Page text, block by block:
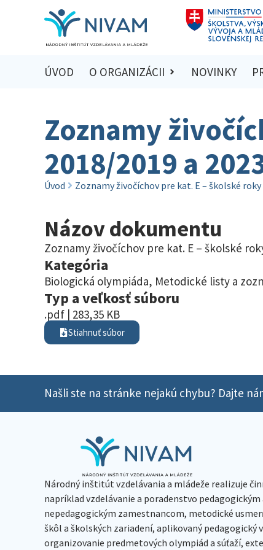
ÚVOD O ORGANIZÁCII NOVINKY
Zoznamy
2018/2019 a
Úvod Zoznamy živočíchov pre kat. E – školské
Názov dokumentu
Zoznamy živočíchov pre kat. E – školské
Kategória
Biologická olympiáda, Metodické listy a
Typ a veľkosť súboru
.pdf | 283,35 KB
Stiahnuť súbor
Našli ste na stránke nejakú chybu? Dajte
Národný inštitút vzdelávania a mládeže realizuje
napríklad vzdelávanie a poradenstvo pedagogickým
nepedagogickým zamestnancom, metodické
škôl a školských zariadení, aplikovaný pedagogický
organizovanie predmetových olympiád a súťaží,